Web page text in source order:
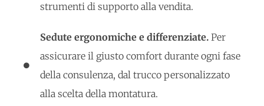
strumenti di supporto alla vendita.
Sedute ergonomiche e differenziate.Per
assicurare il giusto comfort durante ogni fase
della consulenza, dal trucco personalizzato
alla scelta della montatura.